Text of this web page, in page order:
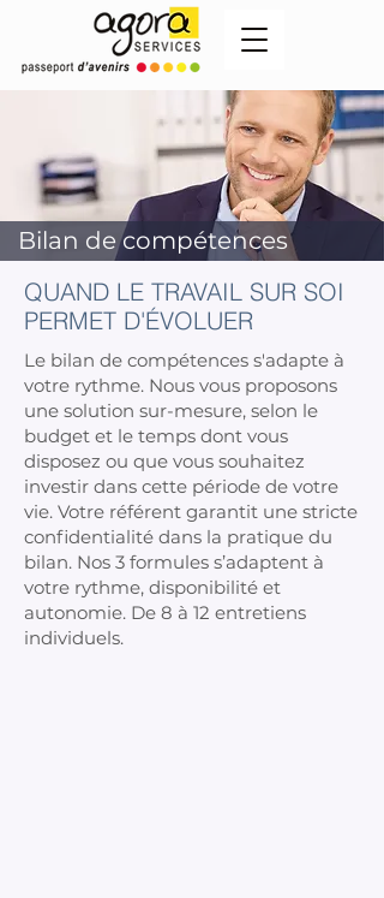
Bilan de compétences
QUAND LE TRAVAIL SUR SOI
PERMET D'ÉVOLUER
Le bilan de compétences s'adapte à
votre rythme. Nous vous proposons
une solution sur-mesure, selon le
budget et le temps dont vous
disposez ou que vous souhaitez
investir dans cette période de votre
vie. Votre référent garantit une stricte
confidentialité dans la pratique du
bilan. Nos 3 formules s’adaptent à
votre rythme, disponibilité et
autonomie. De 8 à 12 entretiens
individuels.